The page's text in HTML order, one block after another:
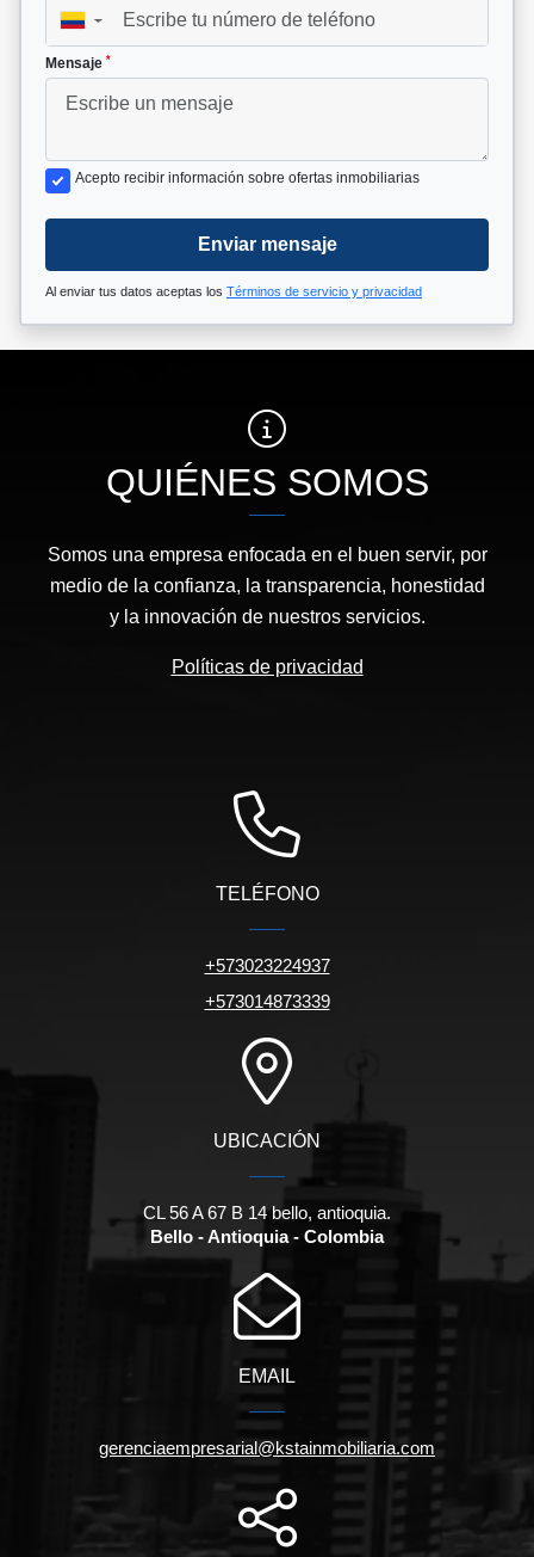
▼
Mensaje *
Acepto recibir información sobre ofertas inmobiliarias
Enviar mensaje
Al enviar tus datos aceptas los Términos de servicio y privacidad
QUIÉNES SOMOS
Somos una empresa enfocada en el buen servir, por
medio de la confianza, la transparencia, honestidad
y la innovación de nuestros servicios.
Políticas de privacidad
TELÉFONO
+573023224937
+573014873339
UBICACIÓN
CL 56 A 67 B 14 bello, antioquia.
Bello - Antioquia - Colombia
EMAIL
gerenciaempresarial@kstainmobiliaria.com